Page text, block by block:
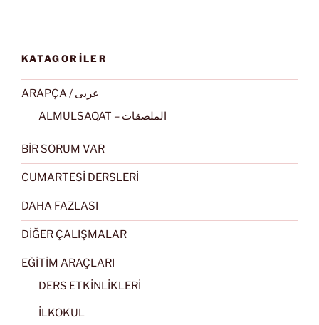
KATAGORİLER
ARAPÇA / عربى
ALMULSAQAT – الملصقات
BİR SORUM VAR
CUMARTESİ DERSLERİ
DAHA FAZLASI
DİĞER ÇALIŞMALAR
EĞİTİM ARAÇLARI
DERS ETKİNLİKLERİ
İLKOKUL